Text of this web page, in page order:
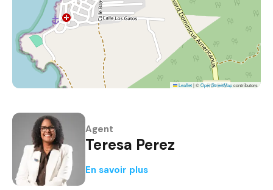
Leaflet|©OpenStreetMapcontributors
Agent
Teresa Perez
En savoir plus